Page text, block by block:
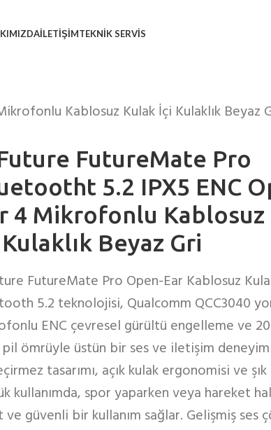
İLETIŞIMTEKNIK SERVIS
Kablosuz Kulak İçi Kulaklık Beyaz
FutureMate Pro
5.2 IPX5 ENC
4 Mikrofonlu Kablosuz
Beyaz Gri
FutureMate Pro Open-Ear Kablosuz
5.2 teknolojisi, Qualcomm QCC3040
ENC çevresel gürültü engelleme ve
pil ömrüyle üstün bir ses ve iletişim
tasarımı, açık kulak ergonomisi ve şık
kullanımda, spor yaparken veya hareket
ve güvenli bir kullanım sağlar. Gelişmiş ses